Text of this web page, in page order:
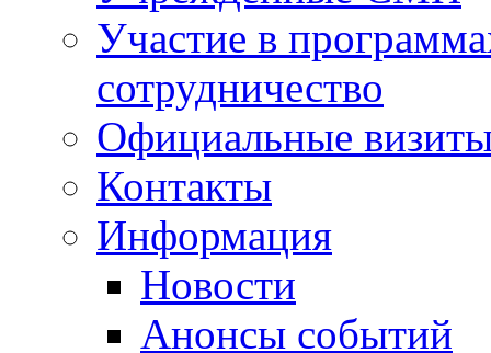
Участие в
сотрудничество
Официальные
Контакты
Информация
Новости
Анонсы событий